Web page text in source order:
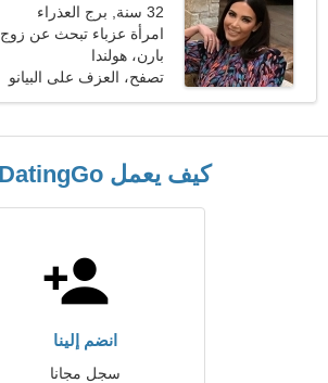
32 سنة, برج العذراء
امرأة عزباء تبحث عن زوج
35-39
بارن، هولندا
تصفح، العزف على البيانو
كيف يعمل NldDatingGo
انضم إلينا
سجل مجانا